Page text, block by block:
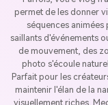
permet de les donner
séquences
saillants d'événements
de mouvement, des
photo s'écoule
Parfait pour les
maintenir l'élan de la
visuellement riches.